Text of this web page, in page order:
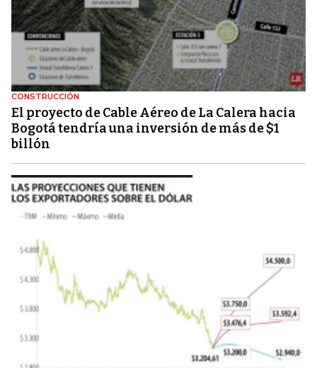
CONSTRUCCIÓN
El proyecto de Cable Aéreo de La Calera hacia
Bogotá tendría una inversión de más de $1
billón